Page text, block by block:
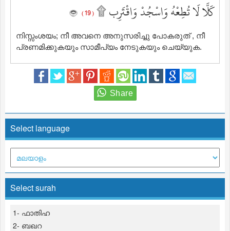
كَلَّا لَا تُطِعْهُ وَاسْجُدْ وَاقْتَرِب ۩ ( 19 )
നിസ്സംശയം; നീ അവനെ അനുസരിച്ചു പോകരുത് , നീ
പ്രണമിക്കുകയും സാമീപ്യം നേടുകയും ചെയ്യുക.
Select language
Select surah
1- ഫാതിഹ
2- ബഖറ